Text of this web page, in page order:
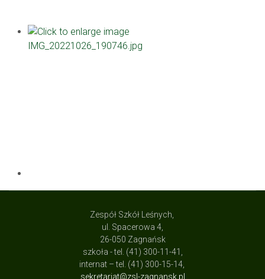
Zespół Szkół Leśnych,
ul. Spacerowa 4,
26-050 Zagnańsk
szkoła - tel. (41) 300-11-41,
internat – tel. (41) 300-15-14,
sekretariat@zsl-zagnansk.pl